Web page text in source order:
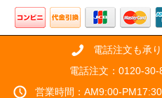
電話注文も承
電話注文：0120-30-
営業時間：AM9:00-